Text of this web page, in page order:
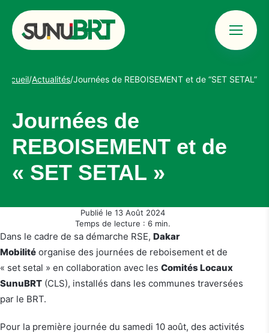
Menu
Accueil/Actualités/Journées de REBOISEMENT et de “SET SETAL”
Journées de
REBOISEMENT et de
« SET SETAL »
Publié le 13 Août 2024
Temps de lecture : 6 min.
Dans le cadre de sa démarche RSE, Dakar
Mobilité organise des journées de reboisement et de
« set setal » en collaboration avec les Comités Locaux
SunuBRT (CLS), installés dans les communes traversées
par le BRT.
Pour la première journée du samedi 10 août, des activités